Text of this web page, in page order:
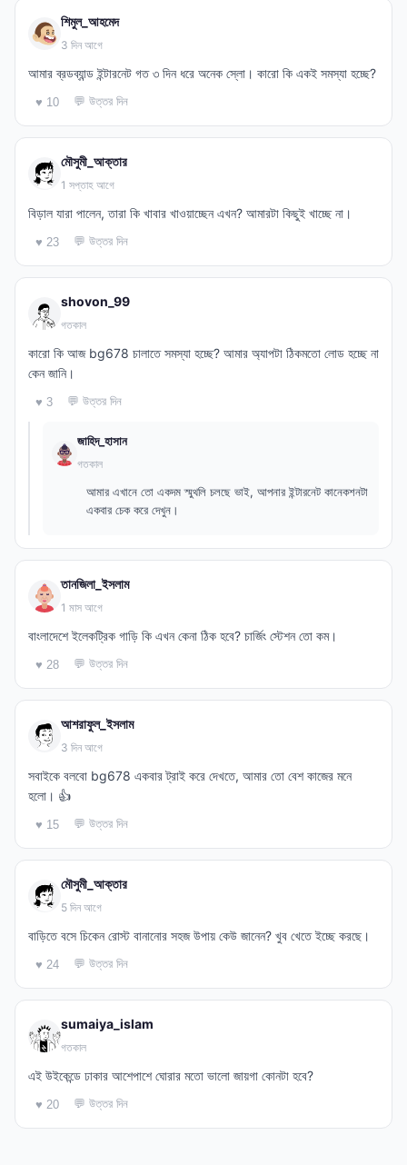
শিমুল_আহমেদ
3 দিন আগে
আমার ব্রডব্যান্ড ইন্টারনেট গত ৩ দিন ধরে অনেক স্লো। কারো কি একই সমস্যা হচ্ছে?
♥ 10 💬 উত্তর দিন
মৌসুমী_আক্তার
1 সপ্তাহ আগে
বিড়াল যারা পালেন, তারা কি খাবার খাওয়াচ্ছেন এখন? আমারটা কিছুই খাচ্ছে না।
♥ 23 💬 উত্তর দিন
shovon_99
গতকাল
কারো কি আজ bg678 চালাতে সমস্যা হচ্ছে? আমার অ্যাপটা ঠিকমতো লোড হচ্ছে না
কেন জানি।
♥ 3 💬 উত্তর দিন
জাহিদ_হাসান
গতকাল
আমার এখানে তো একদম স্মুথলি চলছে ভাই, আপনার ইন্টারনেট কানেকশনটা
একবার চেক করে দেখুন।
তানজিলা_ইসলাম
1 মাস আগে
বাংলাদেশে ইলেকট্রিক গাড়ি কি এখন কেনা ঠিক হবে? চার্জিং স্টেশন তো কম।
♥ 28 💬 উত্তর দিন
আশরাফুল_ইসলাম
3 দিন আগে
সবাইকে বলবো bg678 একবার ট্রাই করে দেখতে, আমার তো বেশ কাজের মনে
হলো। 👍
♥ 15 💬 উত্তর দিন
মৌসুমী_আক্তার
5 দিন আগে
বাড়িতে বসে চিকেন রোস্ট বানানোর সহজ উপায় কেউ জানেন? খুব খেতে ইচ্ছে করছে।
♥ 24 💬 উত্তর দিন
sumaiya_islam
গতকাল
এই উইকেন্ডে ঢাকার আশেপাশে ঘোরার মতো ভালো জায়গা কোনটা হবে?
♥ 20 💬 উত্তর দিন